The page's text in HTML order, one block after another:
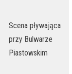
Scena pływająca
przy Bulwarze
Piastowskim